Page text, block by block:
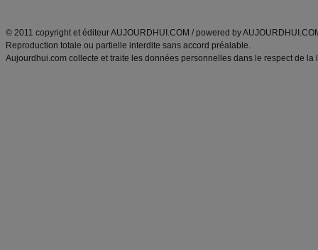
© 2011 copyright et éditeur AUJOURDHUI.COM / powered by
Reproduction totale ou partielle interdite sans accord préalable.
Aujourdhui.com collecte et traite les données personnelles dans le respect de